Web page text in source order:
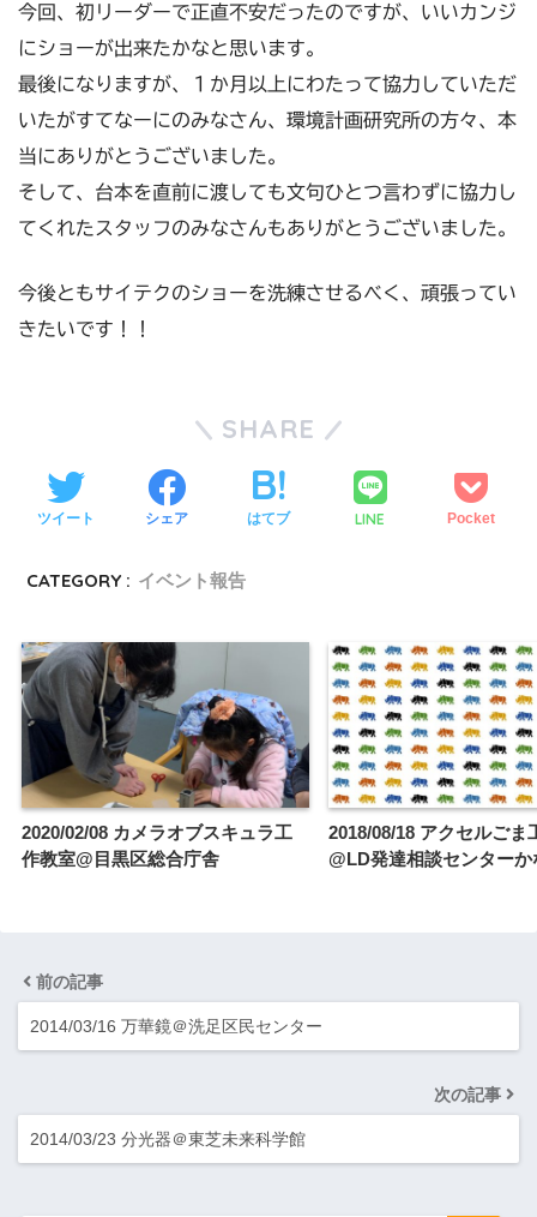
今回、初リーダーで正直不安だったのですが、いいカンジ
にショーが出来たかなと思います。
最後になりますが、１か月以上にわたって協力していただ
いたがすてなーにのみなさん、環境計画研究所の方々、本
当にありがとうございました。
そして、台本を直前に渡しても文句ひとつ言わずに協力し
てくれたスタッフのみなさんもありがとうございました。
今後ともサイテクのショーを洗練させるべく、頑張ってい
きたいです！！
SHARE
ツイート シェア はてブ LINE Pocket
CATEGORY : イベント報告
2020/02/08 カメラオブスキュラ工
作教室@目黒区総合庁舎
2018/08/18 アクセルごま
@LD発達相談センターか
前の記事
2014/03/16 万華鏡＠洗足区民センター
次の記事
2014/03/23 分光器＠東芝未来科学館